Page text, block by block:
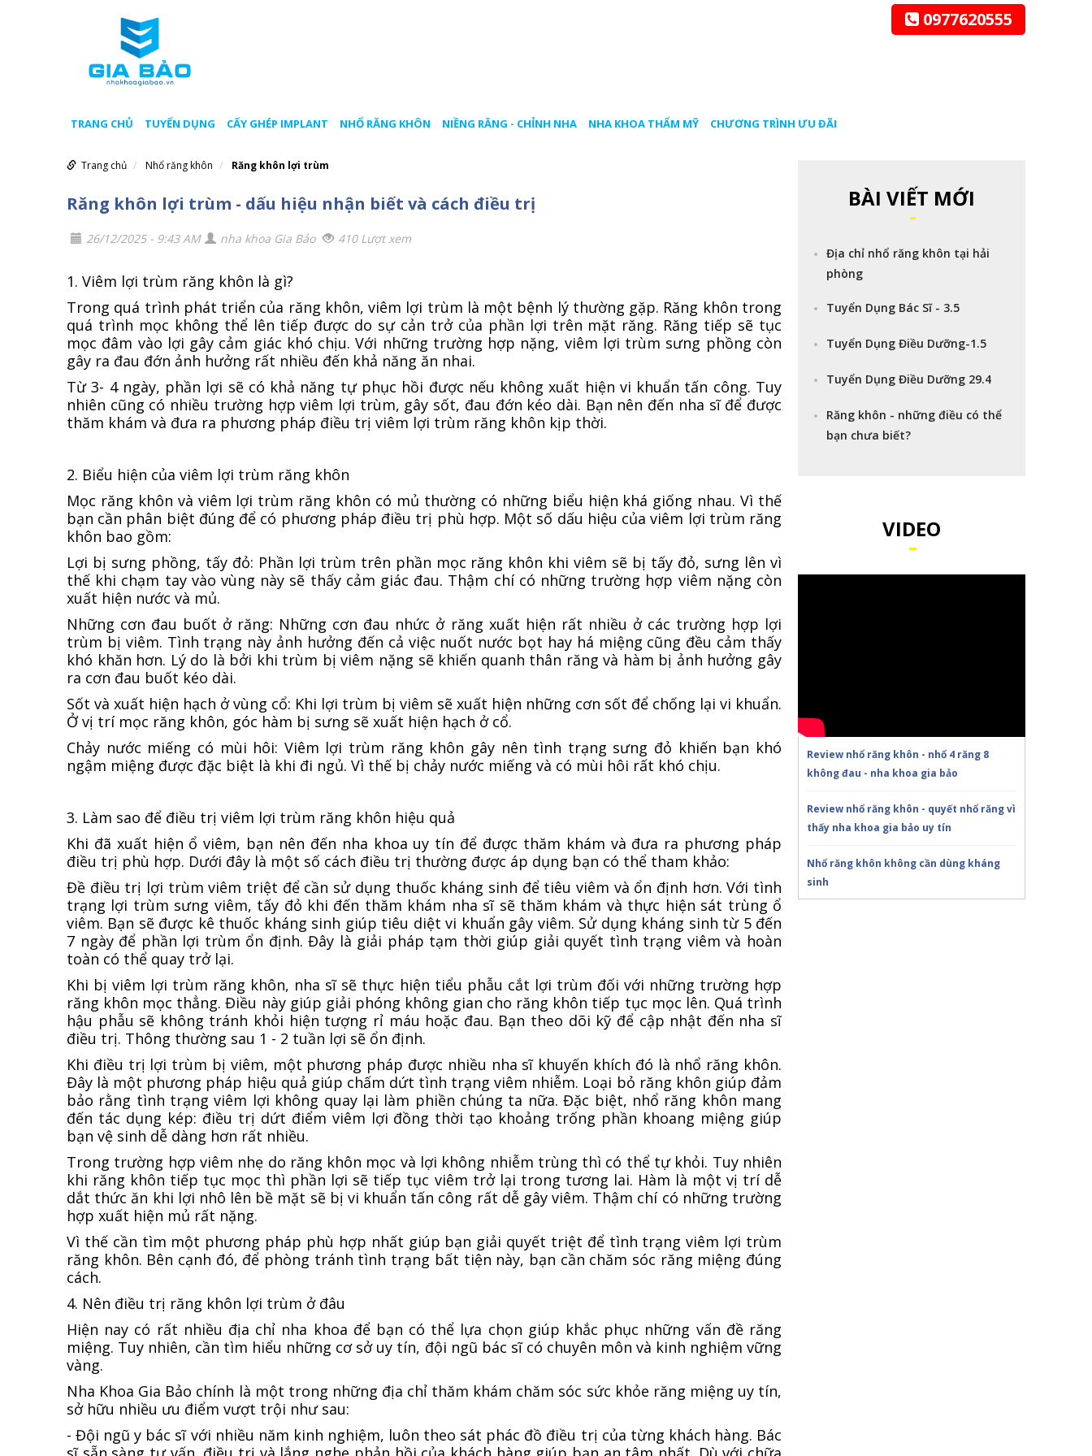
0977620555
TRANG CHỦ TUYỂN DỤNG CẤY GHÉP IMPLANT NHỔ RĂNG KHÔN NIỀNG RĂNG - CHỈNH NHA NHA KHOA THẨM MỸ CHƯƠNG TRÌNH ƯU ĐÃI
Trang chủ Nhổ răng khôn Răng khôn lợi trùm
Răng khôn lợi trùm - dấu hiệu nhận biết và cách điều trị
26/12/2025 - 9:43 AM nha khoa Gia Bảo 410 Lượt xem
1. Viêm lợi trùm răng khôn là gì?
Trong quá trình phát triển của răng khôn, viêm lợi trùm là một bệnh lý thường gặp. Răng khôn trong
quá trình mọc không thể lên tiếp được do sự cản trở của phần lợi trên mặt răng. Răng tiếp sẽ tục
mọc đâm vào lợi gây cảm giác khó chịu. Với những trường hợp nặng, viêm lợi trùm sưng phồng còn
gây ra đau đớn ảnh hưởng rất nhiều đến khả năng ăn nhai.
Từ 3- 4 ngày, phần lợi sẽ có khả năng tự phục hồi được nếu không xuất hiện vi khuẩn tấn công. Tuy
nhiên cũng có nhiều trường hợp viêm lợi trùm, gây sốt, đau đớn kéo dài. Bạn nên đến nha sĩ để được
thăm khám và đưa ra phương pháp điều trị viêm lợi trùm răng khôn kịp thời.
2. Biểu hiện của viêm lợi trùm răng khôn
Mọc răng khôn và viêm lợi trùm răng khôn có mủ thường có những biểu hiện khá giống nhau. Vì thế
bạn cần phân biệt đúng để có phương pháp điều trị phù hợp. Một số dấu hiệu của viêm lợi trùm răng
khôn bao gồm:
Lợi bị sưng phồng, tấy đỏ: Phần lợi trùm trên phần mọc răng khôn khi viêm sẽ bị tấy đỏ, sưng lên vì
thế khi chạm tay vào vùng này sẽ thấy cảm giác đau. Thậm chí có những trường hợp viêm nặng còn
xuất hiện nước và mủ.
Những cơn đau buốt ở răng: Những cơn đau nhức ở răng xuất hiện rất nhiều ở các trường hợp lợi
trùm bị viêm. Tình trạng này ảnh hưởng đến cả việc nuốt nước bọt hay há miệng cũng đều cảm thấy
khó khăn hơn. Lý do là bởi khi trùm bị viêm nặng sẽ khiến quanh thân răng và hàm bị ảnh hưởng gây
ra cơn đau buốt kéo dài.
Sốt và xuất hiện hạch ở vùng cổ: Khi lợi trùm bị viêm sẽ xuất hiện những cơn sốt để chống lại vi khuẩn.
Ở vị trí mọc răng khôn, góc hàm bị sưng sẽ xuất hiện hạch ở cổ.
Chảy nước miếng có mùi hôi: Viêm lợi trùm răng khôn gây nên tình trạng sưng đỏ khiến bạn khó
ngậm miệng được đặc biệt là khi đi ngủ. Vì thế bị chảy nước miếng và có mùi hôi rất khó chịu.
3. Làm sao để điều trị viêm lợi trùm răng khôn hiệu quả
Khi đã xuất hiện ổ viêm, bạn nên đến nha khoa uy tín để được thăm khám và đưa ra phương pháp
điều trị phù hợp. Dưới đây là một số cách điều trị thường được áp dụng bạn có thể tham khảo:
Đề điều trị lợi trùm viêm triệt để cần sử dụng thuốc kháng sinh để tiêu viêm và ổn định hơn. Với tình
trạng lợi trùm sưng viêm, tấy đỏ khi đến thăm khám nha sĩ sẽ thăm khám và thực hiện sát trùng ổ
viêm. Bạn sẽ được kê thuốc kháng sinh giúp tiêu diệt vi khuẩn gây viêm. Sử dụng kháng sinh từ 5 đến
7 ngày để phần lợi trùm ổn định. Đây là giải pháp tạm thời giúp giải quyết tình trạng viêm và hoàn
toàn có thể quay trở lại.
Khi bị viêm lợi trùm răng khôn, nha sĩ sẽ thực hiện tiểu phẫu cắt lợi trùm đối với những trường hợp
răng khôn mọc thẳng. Điều này giúp giải phóng không gian cho răng khôn tiếp tục mọc lên. Quá trình
hậu phẫu sẽ không tránh khỏi hiện tượng rỉ máu hoặc đau. Bạn theo dõi kỹ để cập nhật đến nha sĩ
điều trị. Thông thường sau 1 - 2 tuần lợi sẽ ổn định.
Khi điều trị lợi trùm bị viêm, một phương pháp được nhiều nha sĩ khuyến khích đó là nhổ răng khôn.
Đây là một phương pháp hiệu quả giúp chấm dứt tình trạng viêm nhiễm. Loại bỏ răng khôn giúp đảm
bảo rằng tình trạng viêm lợi không quay lại làm phiền chúng ta nữa. Đặc biệt, nhổ răng khôn mang
đến tác dụng kép: điều trị dứt điểm viêm lợi đồng thời tạo khoảng trống phần khoang miệng giúp
bạn vệ sinh dễ dàng hơn rất nhiều.
Trong trường hợp viêm nhẹ do răng khôn mọc và lợi không nhiễm trùng thì có thể tự khỏi. Tuy nhiên
khi răng khôn tiếp tục mọc thì phần lợi sẽ tiếp tục viêm trở lại trong tương lai. Hàm là một vị trí dễ
dắt thức ăn khi lợi nhô lên bề mặt sẽ bị vi khuẩn tấn công rất dễ gây viêm. Thậm chí có những trường
hợp xuất hiện mủ rất nặng.
Vì thế cần tìm một phương pháp phù hợp nhất giúp bạn giải quyết triệt để tình trạng viêm lợi trùm
răng khôn. Bên cạnh đó, để phòng tránh tình trạng bất tiện này, bạn cần chăm sóc răng miệng đúng
cách.
4. Nên điều trị răng khôn lợi trùm ở đâu
Hiện nay có rất nhiều địa chỉ nha khoa để bạn có thể lựa chọn giúp khắc phục những vấn đề răng
miệng. Tuy nhiên, cần tìm hiểu những cơ sở uy tín, đội ngũ bác sĩ có chuyên môn và kinh nghiệm vững
vàng.
Nha Khoa Gia Bảo chính là một trong những địa chỉ thăm khám chăm sóc sức khỏe răng miệng uy tín,
sở hữu nhiều ưu điểm vượt trội như sau:
- Đội ngũ y bác sĩ với nhiều năm kinh nghiệm, luôn theo sát phác đồ điều trị của từng khách hàng. Bác
BÀI VIẾT MỚI
Địa chỉ nhổ răng khôn tại hải
phòng
Tuyển Dụng Bác Sĩ - 3.5
Tuyển Dụng Điều Dưỡng-1.5
Tuyển Dụng Điều Dưỡng 29.4
Răng khôn - những điều có thể
bạn chưa biết?
VIDEO
Review nhổ răng khôn - nhổ 4 răng 8
không đau - nha khoa gia bảo
Review nhổ răng khôn - quyết nhổ răng vì
thấy nha khoa gia bảo uy tín
Nhổ răng khôn không cần dùng kháng
sinh